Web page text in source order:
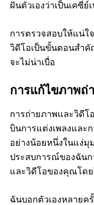
ฝันตัวเองว่าเป็นเคซี่ย์
การตรวจสอบให้แน่ใ
วิดีโอเป็นขั้นตอนสำคั
จะไม่น่าเบื่อ
การแก้ไขภาพถ่
การถ่ายภาพและวิดีโ
บินการแต่งเพลงและ
อย่างน้อยหนึ่งในแง่มุ
ประสบการณ์ของฉัน
และวิดีโอของคุณโด
ฉันบอกตัวเองหลายค